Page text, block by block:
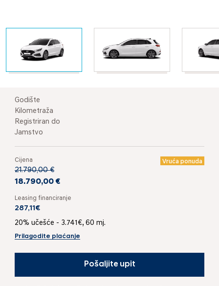
Godište
Kilometraža
Registriran do
Jamstvo
Cijena Vruća ponuda
21.790,00 €
18.790,00 €
Leasing financiranje
287,11€
20% učešće - 3.741€, 60 mj.
Prilagodite plaćanje
Pošaljite upit